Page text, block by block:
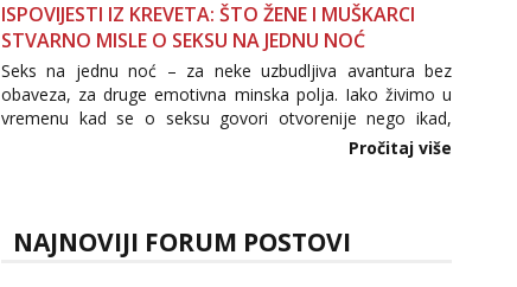
ISPOVIJESTI IZ KREVETA: ŠTO ŽENE I MUŠKARCI
STVARNO MISLE O SEKSU NA JEDNU NOĆ
Seks na jednu noć – za neke uzbudljiva avantura bez
obaveza, za druge emotivna minska polja. Iako živimo u
vremenu kad se o seksu govori otvorenije nego ikad,
tema „jedne noći strasti“ i dalje izaziva burne rasprave. Što
Pročitaj više
NAJNOVIJI FORUM POSTOVI